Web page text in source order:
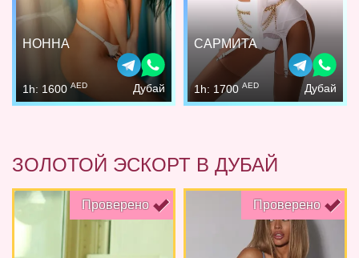
НОННА
1h: 1600 AED Дубай
САРМИТА
1h: 1700 AED Дубай
ЗОЛОТОЙ ЭСКОРТ В ДУБАЙ
Проверено Проверено